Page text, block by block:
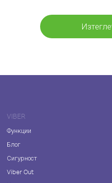
VIBER
Функции
Блог
Сигурност
Viber Out